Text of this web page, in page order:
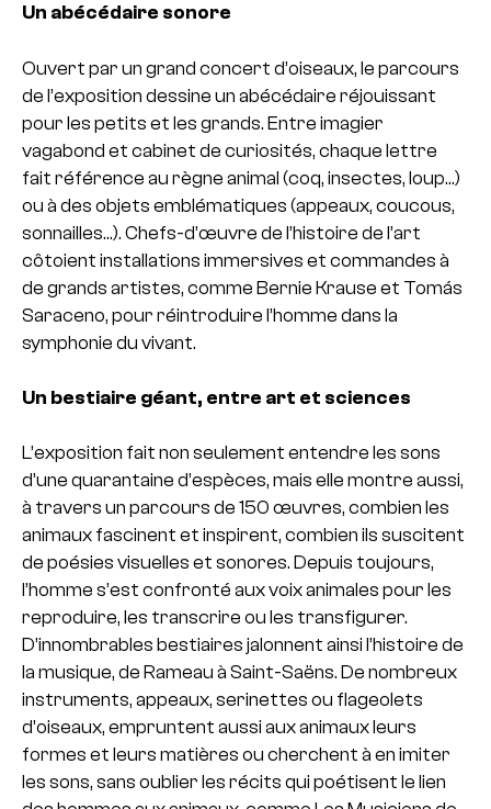
Un abécédaire sonore
Ouvert par un grand concert d’oiseaux, le parcours
de l’exposition dessine un abécédaire réjouissant
pour les petits et les grands. Entre imagier
vagabond et cabinet de curiosités, chaque lettre
fait référence au règne animal (coq, insectes, loup…)
ou à des objets emblématiques (appeaux, coucous,
sonnailles…). Chefs-d’œuvre de l’histoire de l’art
côtoient installations immersives et commandes à
de grands artistes, comme Bernie Krause et Tomás
Saraceno, pour réintroduire l’homme dans la
symphonie du vivant.
Un bestiaire géant, entre art et sciences
L’exposition fait non seulement entendre les sons
d’une quarantaine d’espèces, mais elle montre aussi,
à travers un parcours de 150 œuvres, combien les
animaux fascinent et inspirent, combien ils suscitent
de poésies visuelles et sonores. Depuis toujours,
l’homme s’est confronté aux voix animales pour les
reproduire, les transcrire ou les transfigurer.
D’innombrables bestiaires jalonnent ainsi l’histoire de
la musique, de Rameau à Saint-Saëns. De nombreux
instruments, appeaux, serinettes ou flageolets
d’oiseaux, empruntent aussi aux animaux leurs
formes et leurs matières ou cherchent à en imiter
les sons, sans oublier les récits qui poétisent le lien